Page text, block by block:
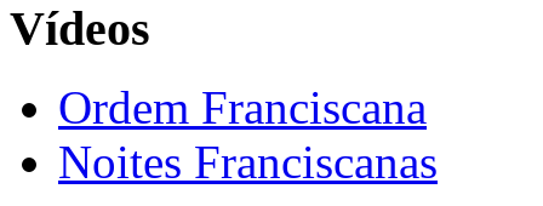
Vídeos
Ordem Franciscana
Noites Franciscanas